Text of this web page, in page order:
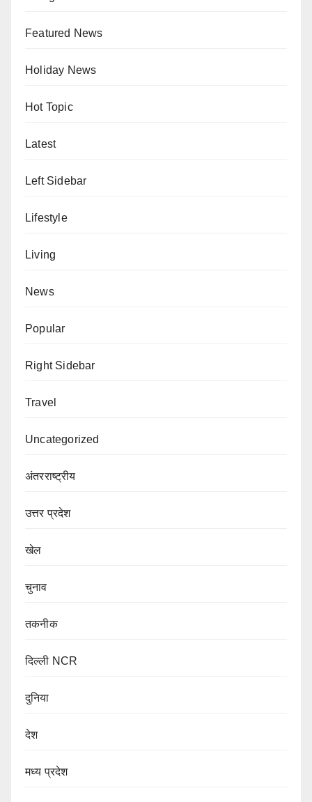
Featured News
Holiday News
Hot Topic
Latest
Left Sidebar
Lifestyle
Living
News
Popular
Right Sidebar
Travel
Uncategorized
अंतरराष्ट्रीय
उत्तर प्रदेश
खेल
चुनाव
तकनीक
दिल्ली NCR
दुनिया
देश
मध्य प्रदेश